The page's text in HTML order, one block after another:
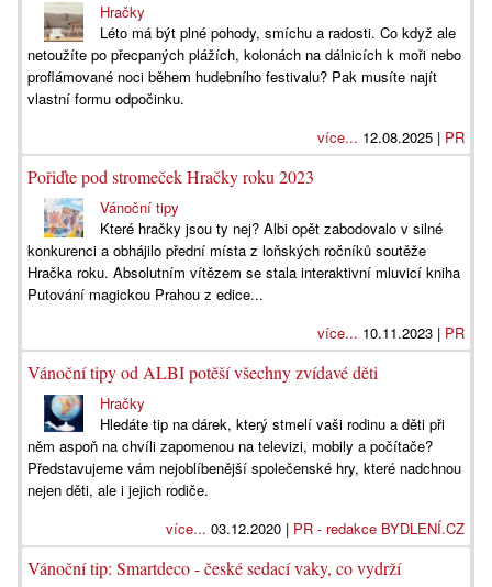
Hračky
Léto má být plné pohody, smíchu a radosti. Co když ale
netoužíte po přecpaných plážích, kolonách na dálnicích k moři nebo
proflámované noci během hudebního festivalu? Pak musíte najít
vlastní formu odpočinku.
více... 12.08.2025 | PR
Pořiďte pod stromeček Hračky roku 2023
Vánoční tipy
Které hračky jsou ty nej? Albi opět zabodovalo v silné
konkurenci a obhájilo přední místa z loňských ročníků soutěže
Hračka roku. Absolutním vítězem se stala interaktivní mluvicí kniha
Putování magickou Prahou z edice...
více... 10.11.2023 | PR
Vánoční tipy od ALBI potěší všechny zvídavé děti
Hračky
Hledáte tip na dárek, který stmelí vaši rodinu a děti při
něm aspoň na chvíli zapomenou na televizi, mobily a počítače?
Představujeme vám nejoblíbenější společenské hry, které nadchnou
nejen děti, ale i jejich rodiče.
více... 03.12.2020 | PR - redakce BYDLENÍ.CZ
Vánoční tip: Smartdeco - české sedací vaky, co vydrží